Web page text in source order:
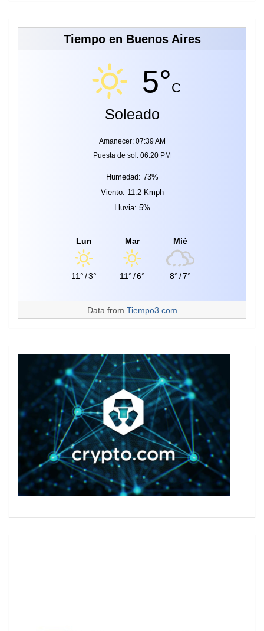
Tiempo en Buenos Aires
5°C
Soleado
Amanecer: 07:39 AM
Puesta de sol: 06:20 PM
Humedad: 73%
Viento: 11.2 Kmph
Lluvia: 5%
Lun
11°/3°
Mar
11°/6°
Mié
8°/7°
Data from Tiempo3.com